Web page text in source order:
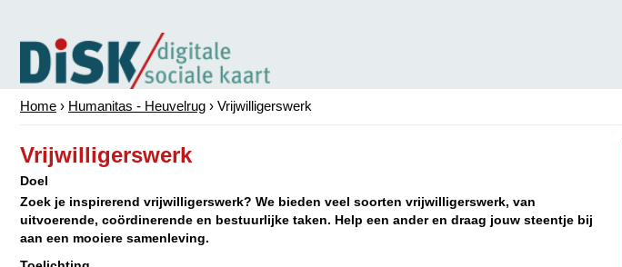
Home › Humanitas - Heuvelrug › Vrijwilligerswerk
Vrijwilligerswerk
Doel
Zoek je inspirerend vrijwilligerswerk? We bieden veel soorten vrijwilligerswerk, van
uitvoerende, coördinerende en bestuurlijke taken. Help een ander en draag jouw steentje bij
aan een mooiere samenleving.